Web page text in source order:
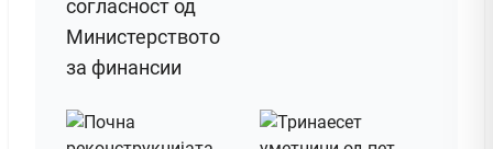
согласност од
Министерството
за финансии